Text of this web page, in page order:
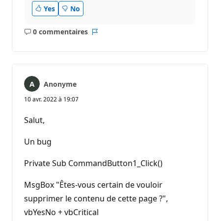
o
n
Yes No
0 commentaires
Aucun
Anonyme
10 avr. 2022 à 19:07
Salut,
Un bug
Private Sub CommandButton1_Click()
MsgBox "Êtes-vous certain de vouloir
supprimer le contenu de cette page ?",
vbYesNo + vbCritical